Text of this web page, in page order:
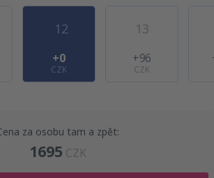
12
+0
CZK
13
+96
CZK
za osobu tam a zpět:
1695 CZK